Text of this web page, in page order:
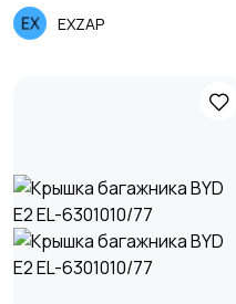
EXZAP